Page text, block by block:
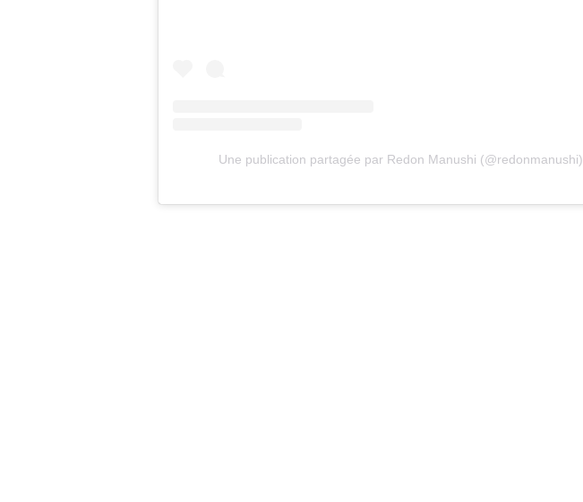
Une publication partagée par Redon Manushi (@redonmanushi)